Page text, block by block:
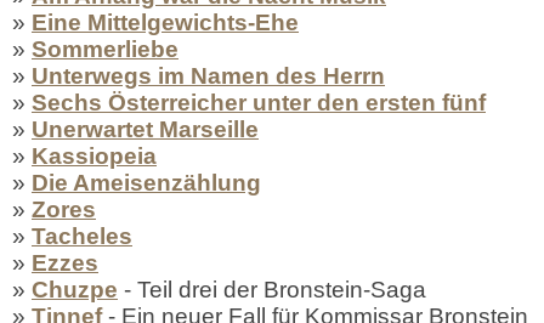
» Eine Mittelgewichts-Ehe
» Sommerliebe
» Unterwegs im Namen des Herrn
» Sechs Österreicher unter den ersten fünf
» Unerwartet Marseille
» Kassiopeia
» Die Ameisenzählung
» Zores
» Tacheles
» Ezzes
» Chuzpe - Teil drei der Bronstein-Saga
» Tinnef- Ein neuer Fall für Kommissar Bronstein